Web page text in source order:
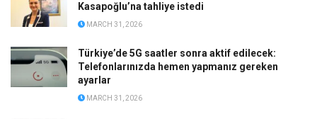
Kasapoğlu’na tahliye istedi
MARCH 31, 2026
Türkiye’de 5G saatler sonra aktif edilecek:
Telefonlarınızda hemen yapmanız gereken
ayarlar
MARCH 31, 2026